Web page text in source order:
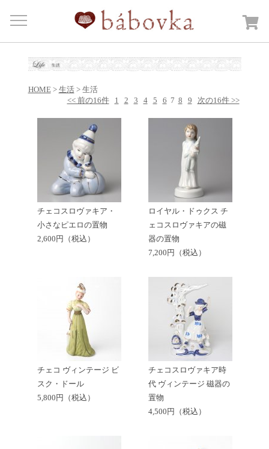
Menu
HOME
商品カテゴリー Open submenu
カートを見る
bábovkaについて
ご注文・送料について
HOME> 生活> 生活
<< 前の16件
1 2 3 4 5 6 7 8 9 次の16件 >>
チェコスロヴァキア・
小さなピエロの置物
2,600円（税込）
ロイヤル・ドゥクス チ
ェコスロヴァキアの磁
器の置物
7,200円（税込）
チェコ ヴィンテージ ビ
スク・ドール
5,800円（税込）
チェコスロヴァキア時
代 ヴィンテージ 磁器の
置物
4,500円（税込）